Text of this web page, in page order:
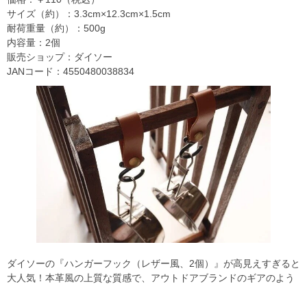
サイズ（約）：3.3cm×12.3cm×1.5cm
耐荷重量（約）：500g
内容量：2個
販売ショップ：ダイソー
JANコード：4550480038834
ダイソーの『ハンガーフック（レザー風、2個）』が高見えすぎると
大人気！本革風の上質な質感で、アウトドアブランドのギアのよう